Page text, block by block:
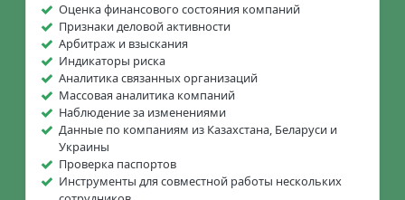
Оценка финансового состояния компаний
Признаки деловой активности
Арбитраж и взыскания
Индикаторы риска
Аналитика связанных организаций
Массовая аналитика компаний
Наблюдение за изменениями
Данные по компаниям из Казахстана, Беларуси и
Украины
Проверка паспортов
Инструменты для совместной работы нескольких